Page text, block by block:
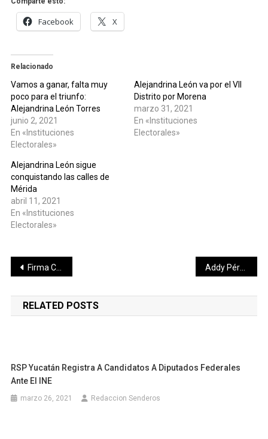
Facebook X
Relacionado
Vamos a ganar, falta muy
poco para el triunfo:
Alejandrina León Torres
junio 2, 2021
En «Instituciones
Electorales»
Alejandrina León va por el VII
Distrito por Morena
marzo 31, 2021
En «Instituciones
Electorales»
Alejandrina León sigue
conquistando las calles de
Mérida
abril 11, 2021
En «Instituciones
Electorales»
Navegación
de
entradas
Firma Cecilia Patrón pacto por la Primera Infancia
RELATED POSTS
RSP Yucatán Registra A Candidatos A Diputados Federales
Ante El INE
marzo 26, 2021 Redaccion Senderos